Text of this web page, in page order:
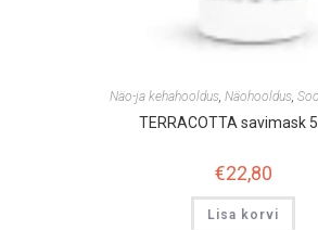
Näo-ja kehahooldus, Näohooldus,
TERRACOTTA savimask
€22,80
Lisa korvi